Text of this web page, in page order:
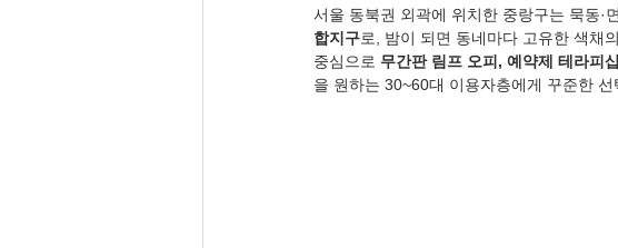
서울 동북권 외곽에 위치한 중랑구는 묵동·
합지구로, 밤이 되면 동네마다 고유한 색채의
중심으로 무간판 림프 오피, 예약제 테라피
을 원하는 30~60대 이용자층에게 꾸준한 선